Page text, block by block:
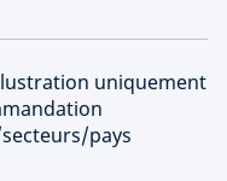
uniquement
pays